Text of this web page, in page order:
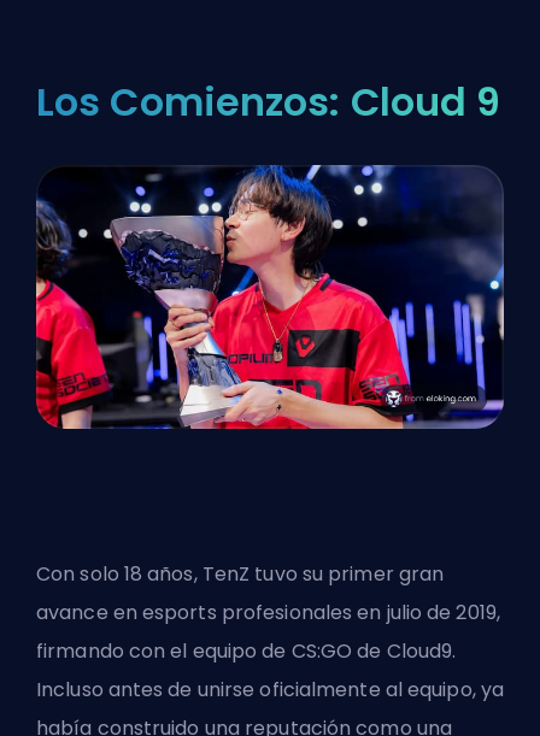
Los Comienzos: Cloud 9
Con solo 18 años, TenZ tuvo su primer gran
avance en esports profesionales en julio de 2019,
firmando con el equipo de CS:GO de Cloud9.
Incluso antes de unirse oficialmente al equipo, ya
había construido una reputación como una